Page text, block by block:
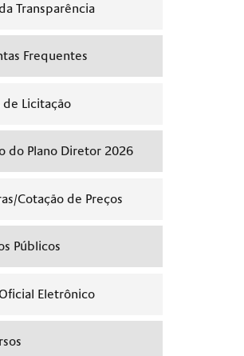
Transparência
Frequentes
de Licitação
do Plano Diretor 2026
Cotação de Preços
Públicos
Eletrônico